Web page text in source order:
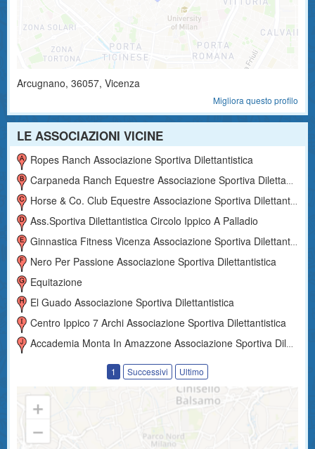
Arcugnano, 36057, Vicenza
Migliora questo profilo
LE ASSOCIAZIONI VICINE
Ropes Ranch Associazione Sportiva Dilettantistica
Carpaneda Ranch Equestre Associazione Sportiva Dilettantistica
Horse & Co. Club Equestre Associazione Sportiva Dilettantistica
Ass.sportiva Dilettantistica Circolo Ippico A Palladio
Ginnastica Fitness Vicenza Associazione Sportiva Dilettantistica
Nero Per Passione Associazione Sportiva Dilettantistica
Equitazione
El Guado Associazione Sportiva Dilettantistica
Centro Ippico 7 Archi Associazione Sportiva Dilettantistica
Accademia Monta In Amazzone Associazione Sportiva Dilettantistica
1 Successivi Ultimo